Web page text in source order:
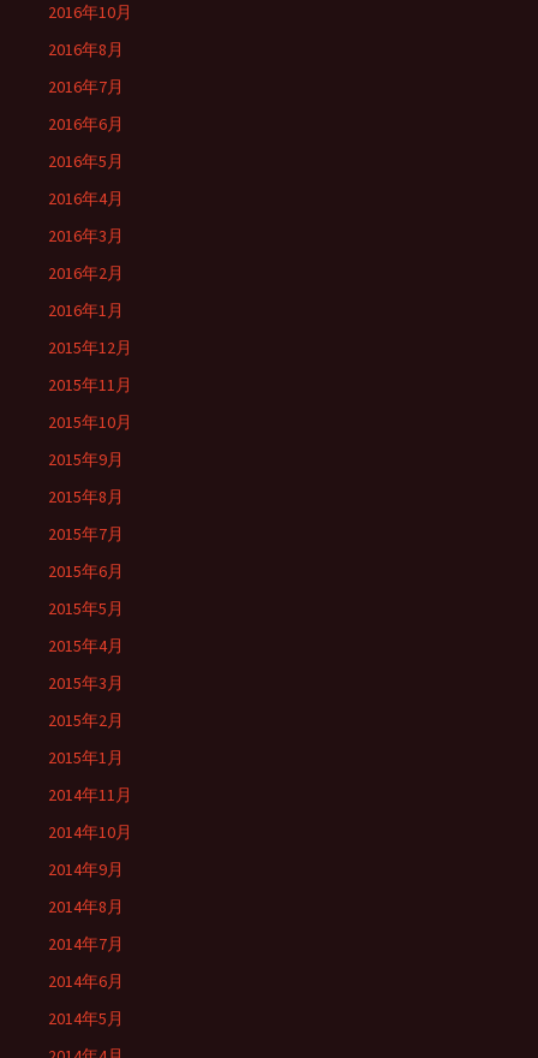
2016年10月
2016年8月
2016年7月
2016年6月
2016年5月
2016年4月
2016年3月
2016年2月
2016年1月
2015年12月
2015年11月
2015年10月
2015年9月
2015年8月
2015年7月
2015年6月
2015年5月
2015年4月
2015年3月
2015年2月
2015年1月
2014年11月
2014年10月
2014年9月
2014年8月
2014年7月
2014年6月
2014年5月